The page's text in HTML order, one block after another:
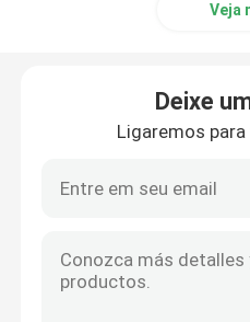
Para casa
Veja
Deixe
Ligaremos para